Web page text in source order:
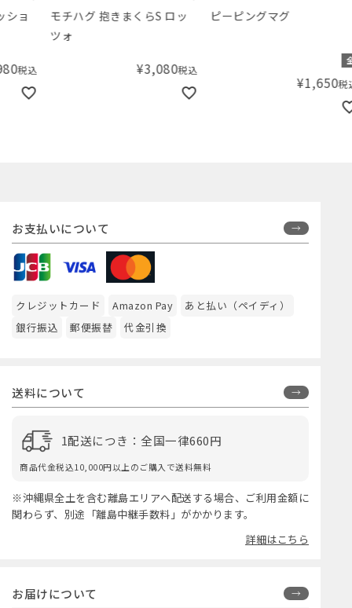
モチハグ 抱きまくらS ロッ
税込
ピーピングマグ
税込
ク
お支払いについて
クレジットカード Amazon Pay
あと払い（ペイディ）
銀行振込
郵便振替 代金引換
送料について
1配送につき：全国一律660円
商品代金税込10,000円以上のご購入で送料無料
※沖縄県全土を含む離島エリアへ配送する場合、ご利用金額に
関わらず、別途「離島中継手数料」がかかります。
詳細はこちら
お届けについて